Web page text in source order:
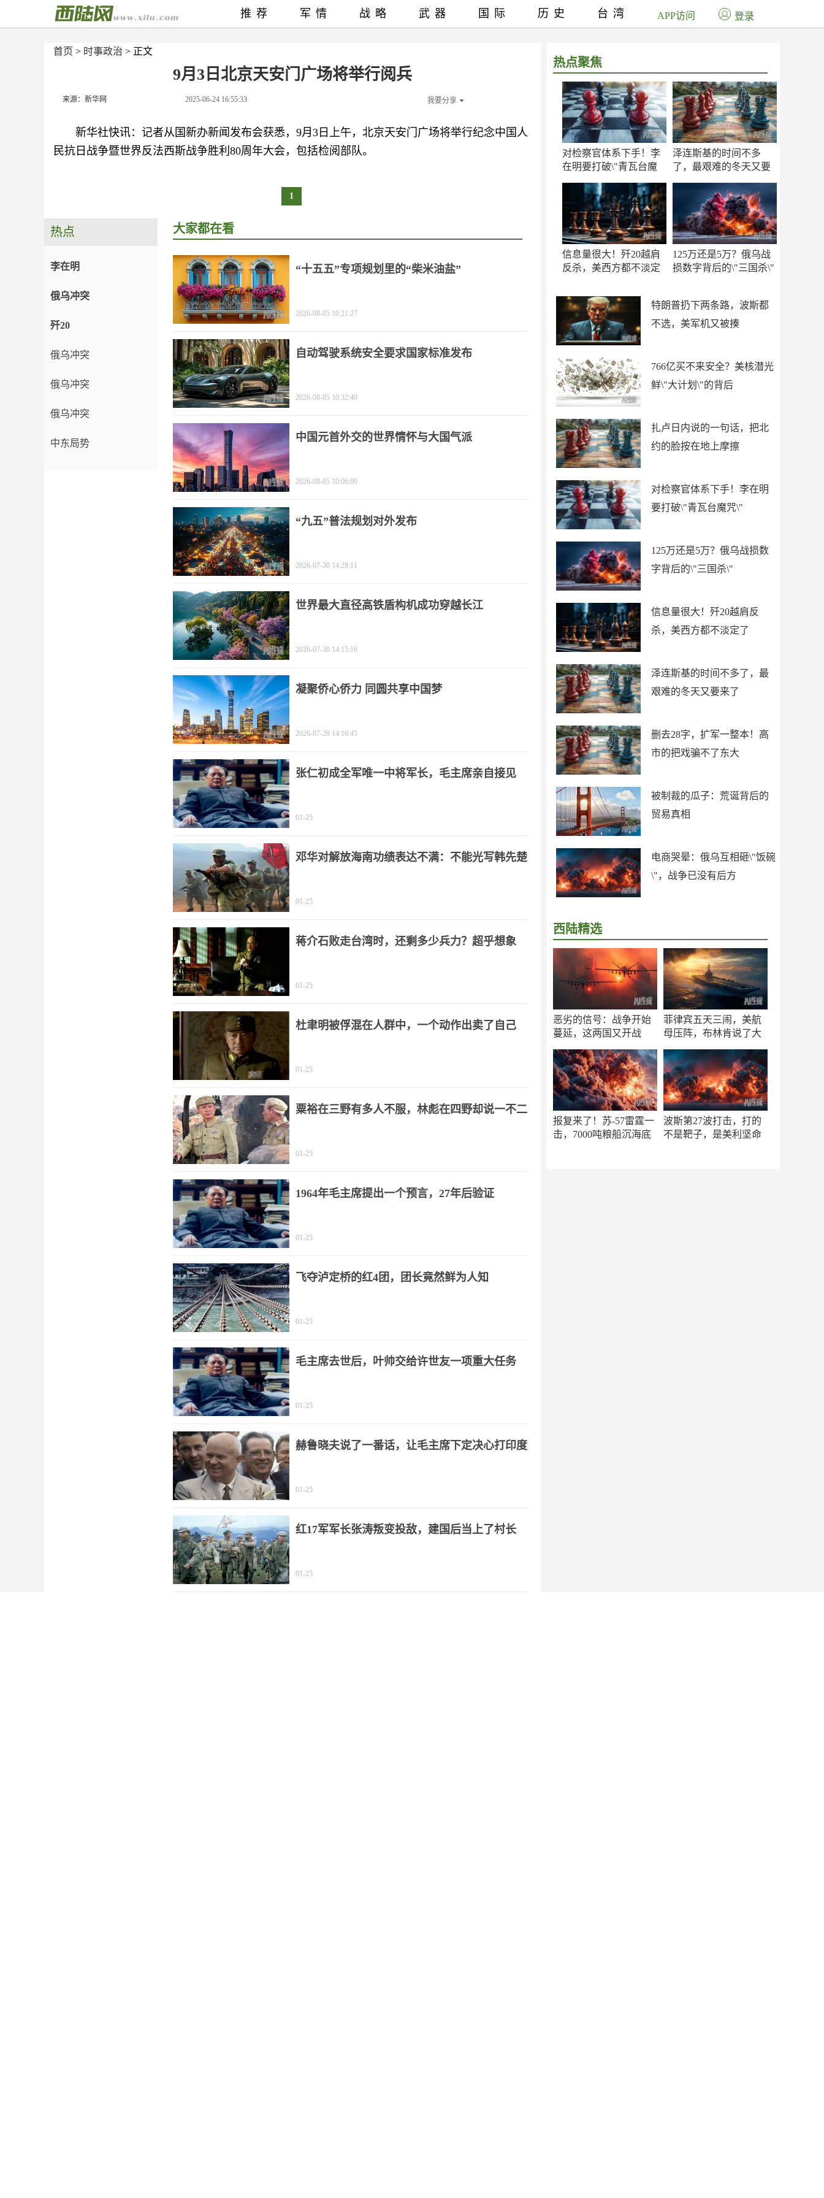
首页 > 时事政治 > 正文
9月3日北京天安门广场将举行阅兵
来源：新华网 2025-06-24 16:55:33 我要分享
新华社快讯：记者从国新办新闻发布会获悉，9月3日上午，北京天安门广场将举行纪念中国人
民抗日战争暨世界反法西斯战争胜利80周年大会，包括检阅部队。
1
热点聚焦
对检察官体系下手！李
在明要打破\"青瓦台魔
泽连斯基的时间不多
了，最艰难的冬天又要
信息量很大！歼20越肩
反杀，美西方都不淡定
125万还是5万？俄乌战
损数字背后的\"三国杀\"
特朗普扔下两条路，波斯都
不选，美军机又被揍
766亿买不来安全？美核潜光
鲜\"大计划\"的背后
扎卢日内说的一句话，把北
约的脸按在地上摩擦
对检察官体系下手！李在明
要打破\"青瓦台魔咒\"
125万还是5万？俄乌战损数
字背后的\"三国杀\"
信息量很大！歼20越肩反
杀，美西方都不淡定了
泽连斯基的时间不多了，最
艰难的冬天又要来了
删去28字，扩军一整本！高
市的把戏骗不了东大
被制裁的瓜子：荒诞背后的
贸易真相
电商哭晕：俄乌互相砸\"饭碗
\"，战争已没有后方
西陆精选
恶劣的信号：战争开始
蔓延，这两国又开战
菲律宾五天三闹，美航
母压阵，布林肯说了大
报复来了！苏-57雷霆一
击，7000吨粮船沉海底
波斯第27波打击，打的
不是靶子，是美利坚命
推荐 军情 战略 武器 国际 历史 台湾 APP访问 登录
热点
李在明
俄乌冲突
歼20
俄乌冲突
俄乌冲突
俄乌冲突
中东局势
大家都在看
“十五五”专项规划里的“柴米油盐”
2026-08-05 10:21:27
自动驾驶系统安全要求国家标准发布
2026-08-05 10:32:40
中国元首外交的世界情怀与大国气派
2026-08-05 10:06:00
“九五”普法规划对外发布
2026-07-30 14:28:11
世界最大直径高铁盾构机成功穿越长江
2026-07-30 14:15:16
凝聚侨心侨力 同圆共享中国梦
2026-07-29 14:16:45
张仁初成全军唯一中将军长，毛主席亲自接见
01-25
邓华对解放海南功绩表达不满：不能光写韩先楚
01-25
蒋介石败走台湾时，还剩多少兵力？超乎想象
01-25
杜聿明被俘混在人群中，一个动作出卖了自己
01-25
粟裕在三野有多人不服，林彪在四野却说一不二
01-25
1964年毛主席提出一个预言，27年后验证
01-25
飞夺泸定桥的红4团，团长竟然鲜为人知
01-25
毛主席去世后，叶帅交给许世友一项重大任务
01-25
赫鲁晓夫说了一番话，让毛主席下定决心打印度
01-25
红17军军长张涛叛变投敌，建国后当上了村长
01-25